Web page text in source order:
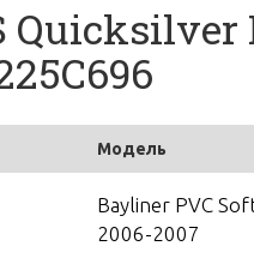
Quicksilver
Модель
Bayliner PVC
2006-2007